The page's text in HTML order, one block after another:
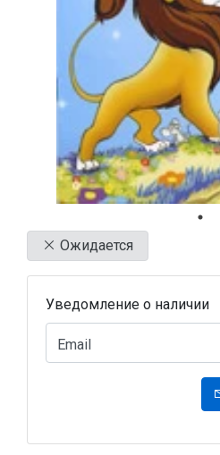
Ожидается
Уведомление о наличии
Email